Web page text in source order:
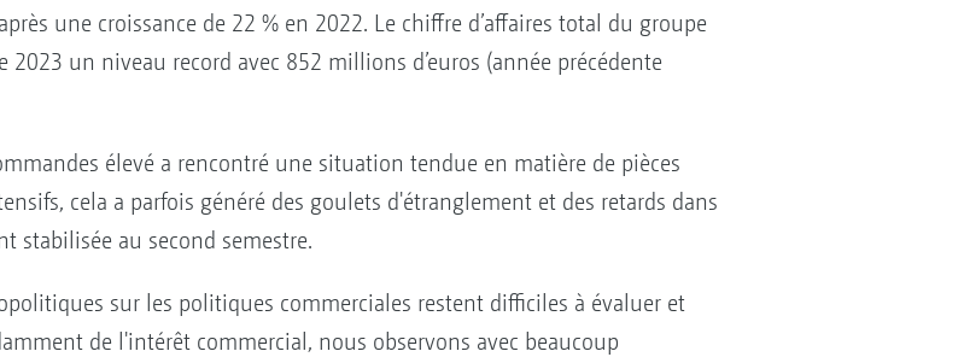
une croissance de 22 % en 2022. Le chiffre d’affaires total du groupe
un niveau record avec 852 millions d’euros (année précédente
élevé a rencontré une situation tendue en matière de pièces
cela a parfois généré des goulets d'étranglement et des retards dans
stabilisée au second semestre.
sur les politiques commerciales restent difficiles à évaluer et
de l'intérêt commercial, nous observons avec beaucoup